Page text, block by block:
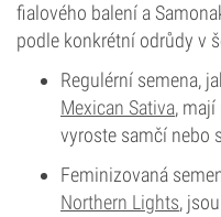
fialového balení a
podle konkrétní odrůdy v
Regulérní semena,
Mexican Sativa, mají
vyroste samčí nebo
Feminizovaná
Northern Lights,